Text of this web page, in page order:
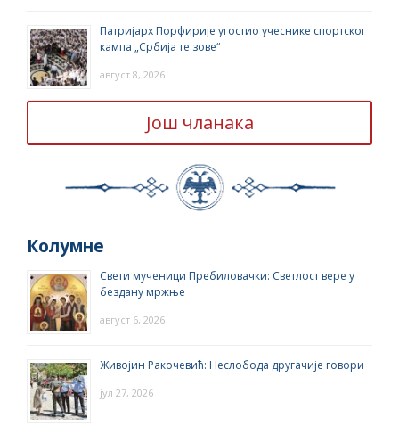
Патријарх Порфирије угостио учеснике спортског
кампа „Србија те зове“
август 8, 2026
Још чланака
Колумне
Свети мученици Пребиловачки: Светлост вере у
бездану мржње
август 6, 2026
Живојин Ракочевић: Неслобода другачије говори
јул 27, 2026